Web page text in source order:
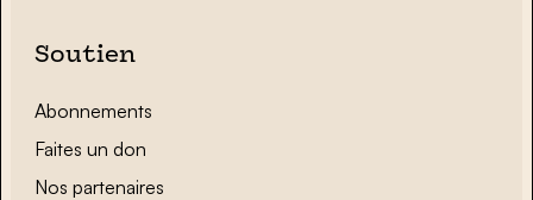
Soutien
Abonnements
Faites un don
Nos partenaires